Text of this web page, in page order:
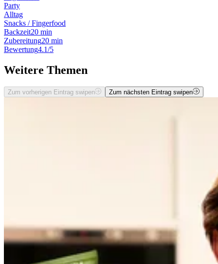
Party
Alltag
Snacks / Fingerfood
Backzeit20 min
Zubereitung20 min
Bewertung4.1/5
Weitere Themen
Zum vorherigen Eintrag swipen Zum nächsten Eintrag swipen